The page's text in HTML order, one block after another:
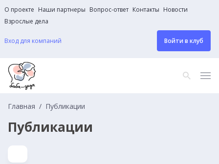
О проекте Наши партнеры Вопрос-ответ Контакты Новости
Взрослые дела
Вход для компаний Войти в клуб
Главная Публикации
Публикации